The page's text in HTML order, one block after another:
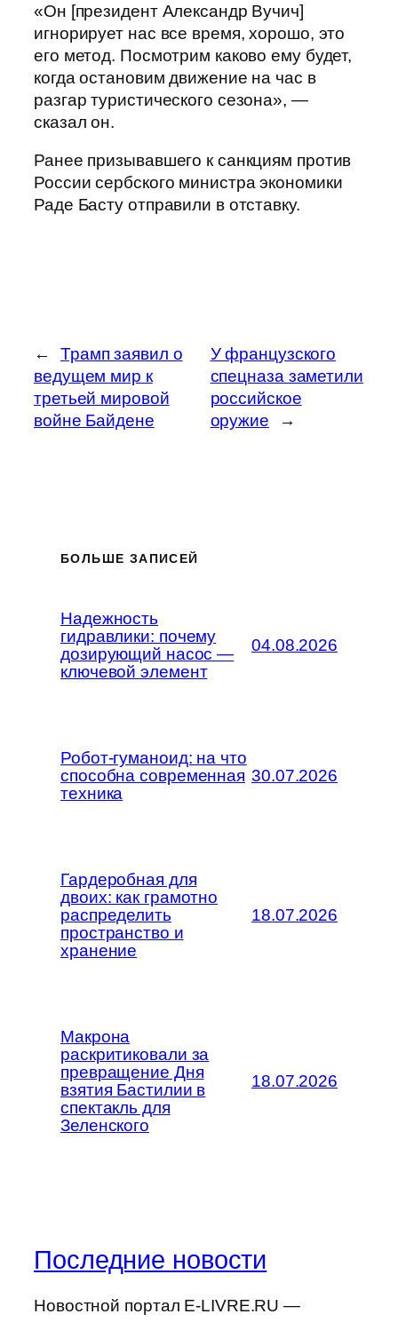
«Он [президент Александр Вучич]
игнорирует нас все время, хорошо, это
его метод. Посмотрим каково ему будет,
когда остановим движение на час в
разгар туристического сезона», —
сказал он.
Ранее призывавшего к санкциям против
России сербского министра экономики
Раде Басту отправили в отставку.
←
Трамп заявил о
ведущем мир к
третьей мировой
войне Байдене
У французского
спецназа заметили
российское
оружие
→
БОЛЬШЕ ЗАПИСЕЙ
Надежность
гидравлики: почему
дозирующий насос —
ключевой элемент
04.08.2026
Робот-гуманоид: на что
способна современная
техника
30.07.2026
Гардеробная для
двоих: как грамотно
распределить
пространство и
хранение
18.07.2026
Макрона
раскритиковали за
превращение Дня
взятия Бастилии в
спектакль для
Зеленского
18.07.2026
Последние новости
Новостной портал E-LIVRE.RU —